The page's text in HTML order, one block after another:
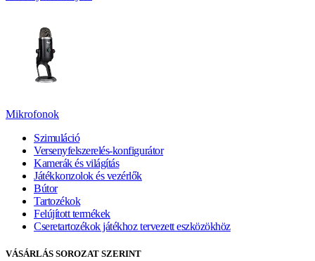
Mikrofonok
Szimuláció
Versenyfelszerelés-konfigurátor
Kamerák és világítás
Játékkonzolok és vezérlők
Bútor
Tartozékok
Felújított termékek
Cseretartozékok játékhoz tervezett eszközökhöz
VÁSÁRLÁS SOROZAT SZERINT